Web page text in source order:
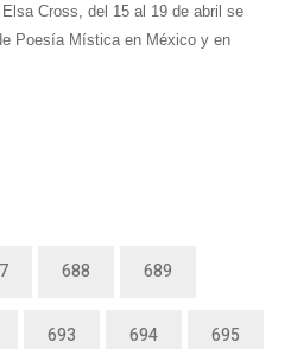
Cross, del 15 al 19 de abril se
Poesía Mística en México y en
688 689
693 694 695